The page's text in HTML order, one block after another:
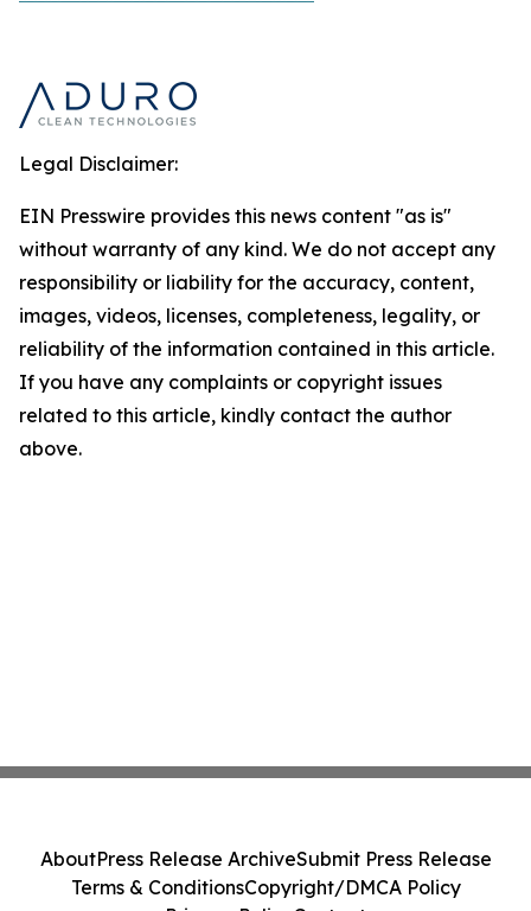
Legal Disclaimer:
EIN Presswire provides this news content "as is"
without warranty of any kind. We do not accept any
responsibility or liability for the accuracy, content,
images, videos, licenses, completeness, legality, or
reliability of the information contained in this article.
If you have any complaints or copyright issues
related to this article, kindly contact the author
above.
AboutPress Release ArchiveSubmit Press Release
Terms & ConditionsCopyright/DMCA Policy